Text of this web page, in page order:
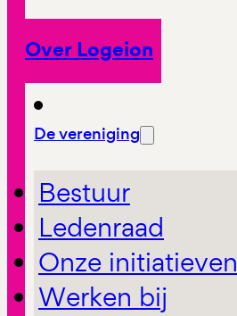
Over Logeion
De vereniging
Bestuur
Ledenraad
Onze initiatieven
Werken bij